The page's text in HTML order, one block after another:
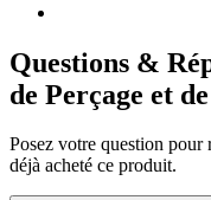
Questions &
de Perçage et
Posez votre question pour
déjà acheté ce produit.